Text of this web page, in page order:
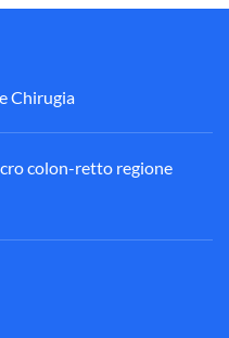
Chirugia
colon-retto regione